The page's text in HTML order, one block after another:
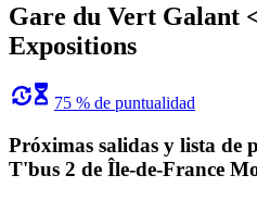
Gare du Vert Galant
Expositions
75 % de puntualidad
Próximas salidas y lista de
T'bus 2 de Île-de-France